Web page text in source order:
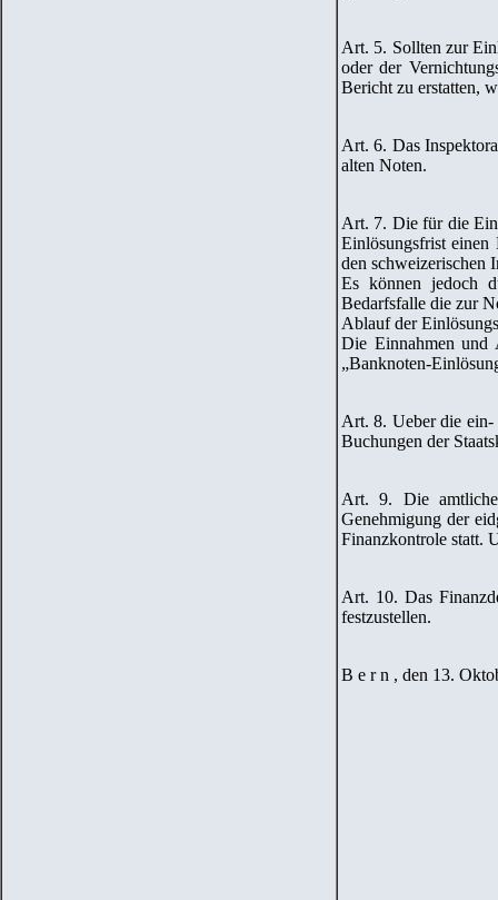
Art. 5. Sollten zur
oder der
Bericht zu erstatten,
Art. 6. Das
alten Noten.
Art. 7. Die für die
Einlösungsfrist einen
den schweizerischen
Es können jedoch
Bedarfsfalle die zur
Ablauf der
Die Einnahmen und
„Banknoten-
Art. 8. Ueber die ein-
Buchungen der
Art. 9. Die
Genehmigung der
Finanzkontrole statt.
Art. 10. Das
festzustellen.
B e r n , den 13.